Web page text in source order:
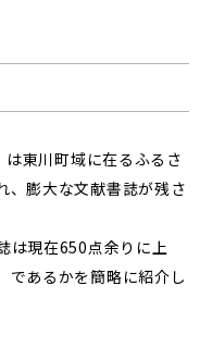
東川町域に在るふるさ
、膨大な文献書誌が残さ
は現在650点余りに上
であるかを簡略に紹介し